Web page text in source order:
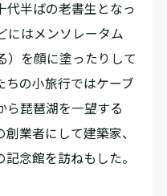
代半ばの老書生となっ
にはメンソレータム
）を顔に塗ったりして
ちの小旅行ではケーブ
ら琵琶湖を一望する
業者にして建築家、
念館を訪ねもした。